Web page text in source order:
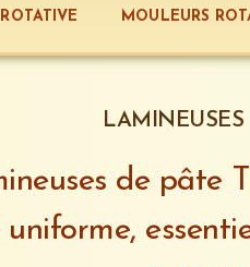
MOULEURS
LAMINEUSES
de pâte